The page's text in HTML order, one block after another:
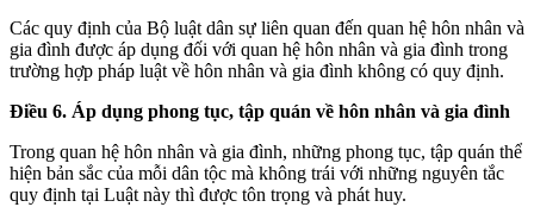
Các quy định của Bộ luật dân sự liên quan đến quan hệ hôn nhân và
gia đình được áp dụng đối với quan hệ hôn nhân và gia đình trong
trường hợp pháp luật về hôn nhân và gia đình không có quy định.
Điều 6. Áp dụng phong tục, tập quán về hôn nhân và gia đình
Trong quan hệ hôn nhân và gia đình, những phong tục, tập quán thể
hiện bản sắc của mỗi dân tộc mà không trái với những nguyên tắc
quy định tại Luật này thì được tôn trọng và phát huy.